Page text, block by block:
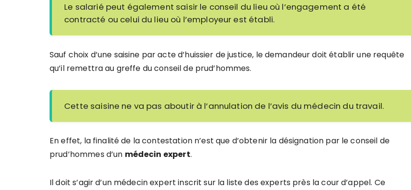
Le salarié peut également saisir le conseil du lieu où l’engagement a été
contracté ou celui du lieu où l’employeur est établi.
Sauf choix d’une saisine par acte d’huissier de justice, le demandeur doit établir une requête
qu’il remettra au greffe du conseil de prud’hommes.
Cette saisine ne va pas aboutir à l’annulation de l’avis du médecin du travail.
En effet, la finalité de la contestation n’est que d’obtenir la désignation par le conseil de
prud’hommes d’un médecin expert.
Il doit s’agir d’un médecin expert inscrit sur la liste des experts près la cour d’appel. Ce